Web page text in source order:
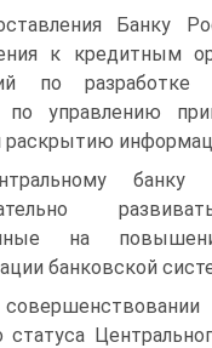
Банку
к кредитным
по разработке
по управлению
раскрытию
на
банковской
статуса